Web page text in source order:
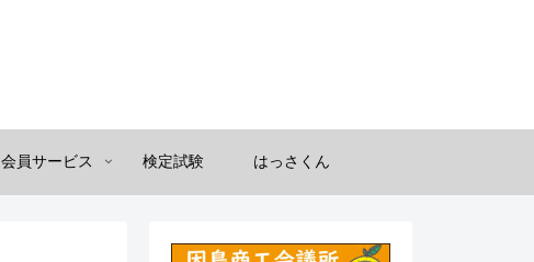
会員サービス 検定試験 はっさくん